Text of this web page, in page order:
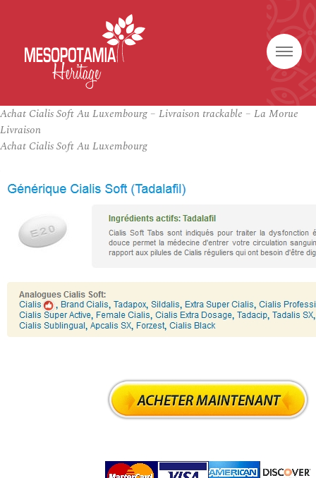
Achat Cialis Soft Au Luxembourg – Livraison trackable – La Morue
Livraison
Achat Cialis Soft Au Luxembourg